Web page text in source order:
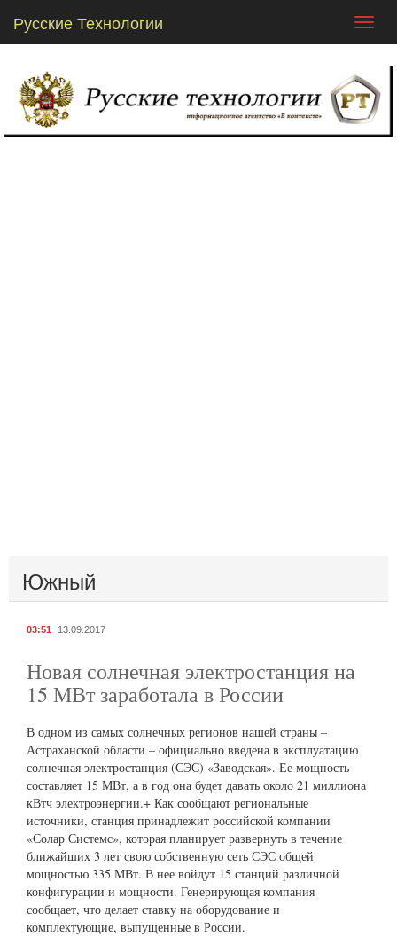
Русские Технологии
Южный
03:51 13.09.2017
Новая солнечная электростанция на
15 МВт заработала в России
В одном из самых солнечных регионов нашей страны –
Астраханской области – официально введена в эксплуатацию
солнечная электростанция (СЭС) «Заводская». Ее мощность
составляет 15 МВт, а в год она будет давать около 21 миллиона
кВтч электроэнергии.+ Как сообщают региональные
источники, станция принадлежит российской компании
«Солар Системс», которая планирует развернуть в течение
ближайших 3 лет свою собственную сеть СЭС общей
мощностью 335 МВт. В нее войдут 15 станций различной
конфигурации и мощности. Генерирующая компания
сообщает, что делает ставку на оборудование и
комплектующие, выпущенные в России.